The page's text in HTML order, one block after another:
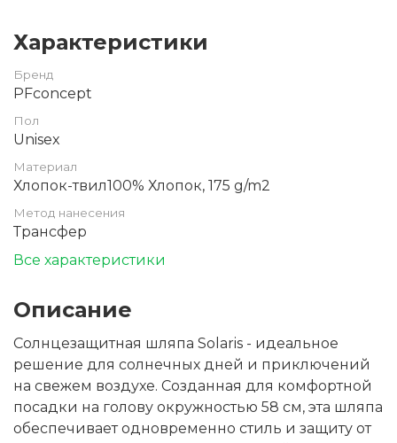
Характеристики
Бренд
PFconcept
Пол
Unisex
Материал
Хлопок-твил100% Хлопок, 175 g/m2
Метод нанесения
Трансфер
Все характеристики
Описание
Солнцезащитная шляпа Solaris - идеальное
решение для солнечных дней и приключений
на свежем воздухе. Созданная для комфортной
посадки на голову окружностью 58 см, эта шляпа
обеспечивает одновременно стиль и защиту от